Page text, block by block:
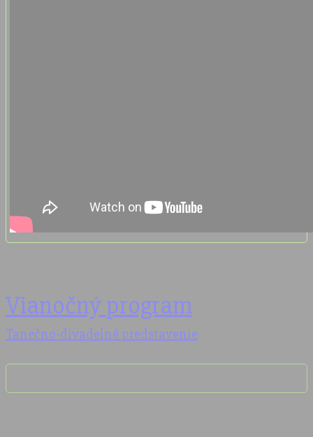
Vianočný program
Tanečno-divadelné predstavenie